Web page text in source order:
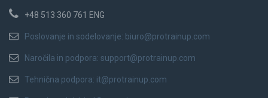
+48 513 360 761 ENG
Poslovanje in sodelovanje: biuro@protrainup.com
Naročila in podpora: support@protrainup.com
Tehnična podpora: it@protrainup.com